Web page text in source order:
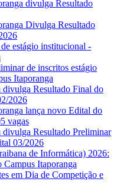
divulga Resultado
Divulga Resultado
estágio institucional -
de inscritos estágio
Itaporanga
divulga Resultado Final do
2026
lança novo Edital do
vagas
divulga Resultado Preliminar
03/2026
de Informática) 2026:
Campus Itaporanga
em Dia de Competição e